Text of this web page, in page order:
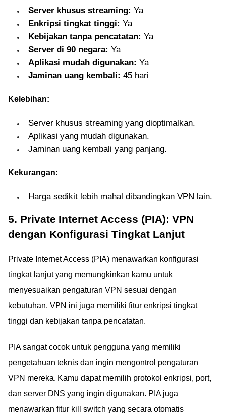
Server khusus streaming: Ya
Enkripsi tingkat tinggi: Ya
Kebijakan tanpa pencatatan: Ya
Server di 90 negara: Ya
Aplikasi mudah digunakan: Ya
Jaminan uang kembali: 45 hari
Kelebihan:
Server khusus streaming yang dioptimalkan.
Aplikasi yang mudah digunakan.
Jaminan uang kembali yang panjang.
Kekurangan:
Harga sedikit lebih mahal dibandingkan VPN lain.
5. Private Internet Access (PIA): VPN
dengan Konfigurasi Tingkat Lanjut
Private Internet Access (PIA) menawarkan konfigurasi
tingkat lanjut yang memungkinkan kamu untuk
menyesuaikan pengaturan VPN sesuai dengan
kebutuhan. VPN ini juga memiliki fitur enkripsi tingkat
tinggi dan kebijakan tanpa pencatatan.
PIA sangat cocok untuk pengguna yang memiliki
pengetahuan teknis dan ingin mengontrol pengaturan
VPN mereka. Kamu dapat memilih protokol enkripsi, port,
dan server DNS yang ingin digunakan. PIA juga
menawarkan fitur kill switch yang secara otomatis